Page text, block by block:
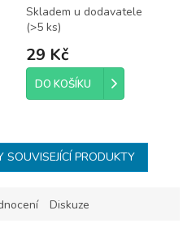
Skladem u dodavatele
(>5 ks)
29 Kč
DO KOŠÍKU
PRODUKTY
Diskuze